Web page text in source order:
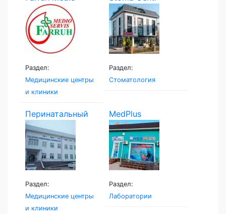
Servis
Раздел:
Медицинские центры
и клиники
Раздел:
Стоматология
Перинатальный
центр...
Раздел:
Медицинские центры
и клиники
MedPlus
Раздел:
Лаборатории